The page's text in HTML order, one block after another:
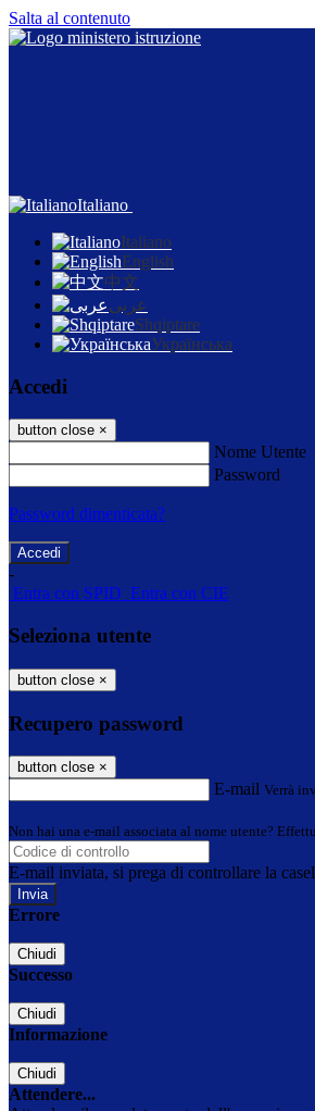
Salta al contenuto
Italiano
Italiano
English
中文
عربى
Shqiptare
Українська
Accedi
button close ×
Nome Utente
Password
Password dimenticata?
-
Entra con SPID Entra con CIE
Seleziona utente
button close ×
Recupero password
button close ×
E-mail Verrà
Non hai una e-mail associata al nome utente?
E-mail inviata, si prega di controllare la
Errore
Chiudi
Successo
Chiudi
Informazione
Chiudi
Attendere...